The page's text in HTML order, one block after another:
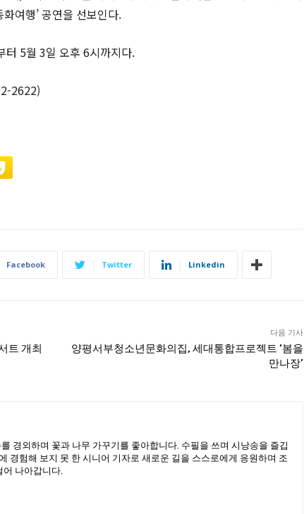
화여행’ 공연을 선보인다.
터 5월 3일 오후 6시까지다.
2622)
Facebook Twitter Linkedin
트 개최
다음 기사
양평서부청소년문화의집, 세대통합프로젝트 ‘봄을
만나장’
경외하며 꽃과 나무 가꾸기를 좋아합니다. 수필을 쓰며 시낭송을 즐깁
경험해 보지 못 한 시니어 기자로 새로운 길을 스스로에게 응원하며 조
어 나아갑니다.